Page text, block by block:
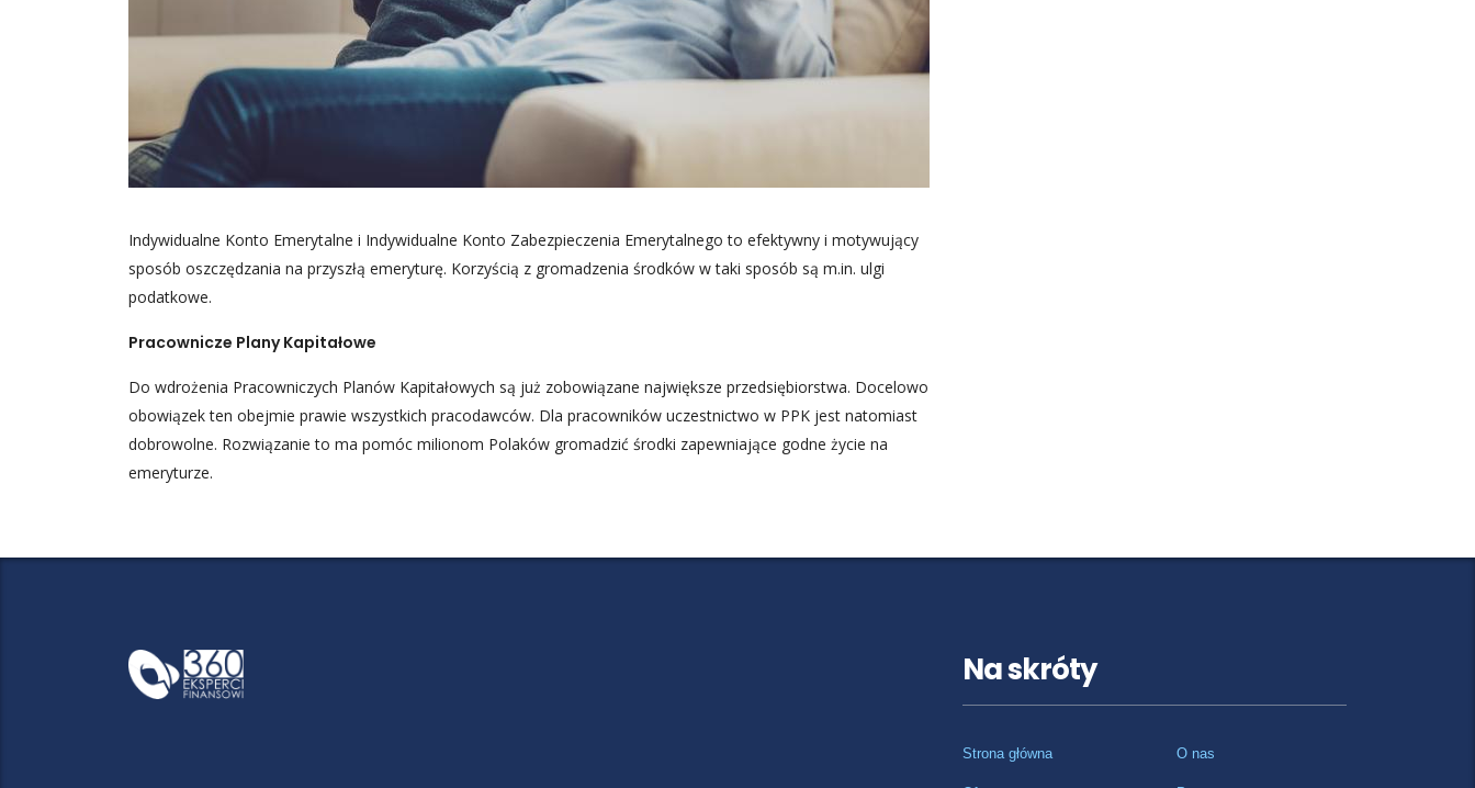
Indywidualne Konto Emerytalne i Indywidualne Konto Zabezpieczenia Emerytalnego to efektywny i motywujący
sposób oszczędzania na przyszłą emeryturę. Korzyścią z gromadzenia środków w taki sposób są m.in. ulgi
podatkowe.
Pracownicze Plany Kapitałowe
Do wdrożenia Pracowniczych Planów Kapitałowych są już zobowiązane największe przedsiębiorstwa. Docelowo
obowiązek ten obejmie prawie wszystkich pracodawców. Dla pracowników uczestnictwo w PPK jest natomiast
dobrowolne. Rozwiązanie to ma pomóc milionom Polaków gromadzić środki zapewniające godne życie na
emeryturze.
Na skróty
Strona główna O nas